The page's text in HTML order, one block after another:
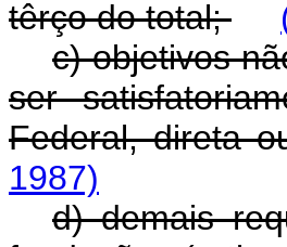
têrço do total;
c) objetivos
ser
Federal, direta
1987)
d) demais